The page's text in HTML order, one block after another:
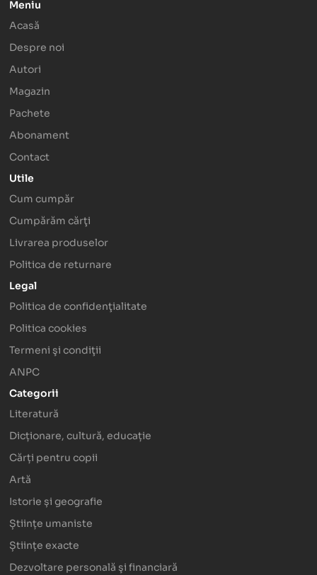
Meniu
Acasă
Despre noi
Autori
Magazin
Pachete
Abonament
Contact
Utile
Cum cumpăr
Cumpărăm cărţi
Livrarea produselor
Politica de returnare
Legal
Politica de confidenţialitate
Politica cookies
Termeni şi condiţii
ANPC
Categorii
Literatură
Dicționare, cultură, educație
Cărți pentru copii
Artă
Istorie și geografie
Științe umaniste
Științe exacte
Dezvoltare personală şi financiară